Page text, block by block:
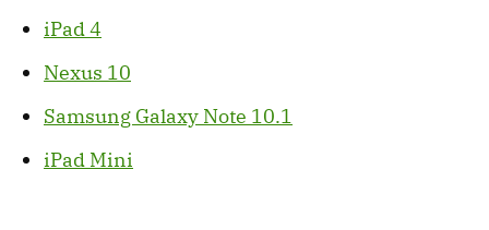
iPad 4
Nexus 10
Samsung Galaxy Note 10.1
iPad Mini